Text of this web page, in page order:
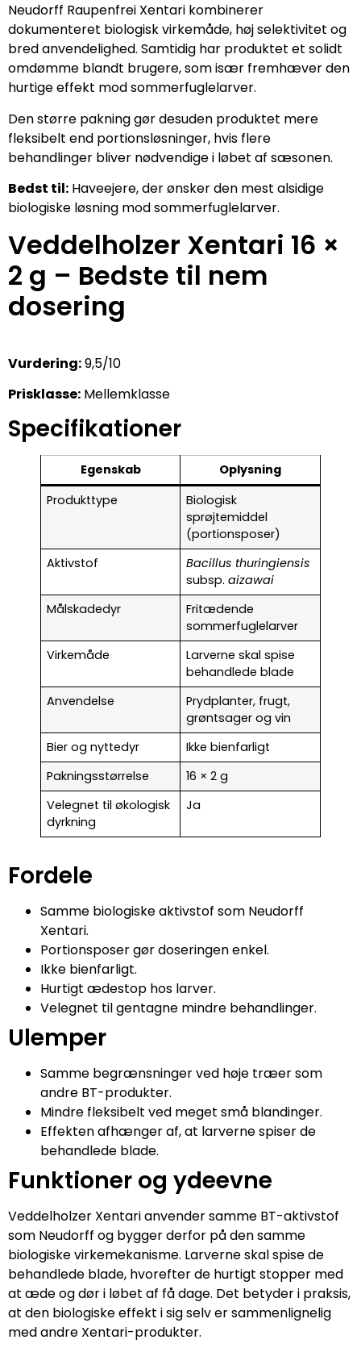
Neudorff Raupenfrei Xentari kombinerer
dokumenteret biologisk virkemåde, høj selektivitet og
bred anvendelighed. Samtidig har produktet et solidt
omdømme blandt brugere, som især fremhæver den
hurtige effekt mod sommerfuglelarver.
Den større pakning gør desuden produktet mere
fleksibelt end portionsløsninger, hvis flere
behandlinger bliver nødvendige i løbet af sæsonen.
Bedst til: Haveejere, der ønsker den mest alsidige
biologiske løsning mod sommerfuglelarver.
Veddelholzer Xentari 16 ×
2 g – Bedste til nem
dosering
Vurdering:9,5/10
Prisklasse: Mellemklasse
Specifikationer
Egenskab
Oplysning
Produkttype
Biologisk
sprøjtemiddel
(portionsposer)
Aktivstof
Bacillus thuringiensis
subsp.aizawai
Målskadedyr
Fritædende
sommerfuglelarver
Virkemåde
Larverne skal spise
behandlede blade
Anvendelse
Prydplanter, frugt,
grøntsager og vin
Bier og nyttedyr
Ikke bienfarligt
Pakningsstørrelse
16 × 2 g
Velegnet til økologisk
dyrkning
Ja
Fordele
Samme biologiske aktivstof som Neudorff
Xentari.
Portionsposer gør doseringen enkel.
Ikke bienfarligt.
Hurtigt ædestop hos larver.
Velegnet til gentagne mindre behandlinger.
Ulemper
Samme begrænsninger ved høje træer som
andre BT-produkter.
Mindre fleksibelt ved meget små blandinger.
Effekten afhænger af, at larverne spiser de
behandlede blade.
Funktioner og ydeevne
Veddelholzer Xentari anvender samme BT-aktivstof
som Neudorff og bygger derfor på den samme
biologiske virkemekanisme. Larverne skal spise de
behandlede blade, hvorefter de hurtigt stopper med
at æde og dør i løbet af få dage. Det betyder i praksis,
at den biologiske effekt i sig selv er sammenlignelig
med andre Xentari-produkter.